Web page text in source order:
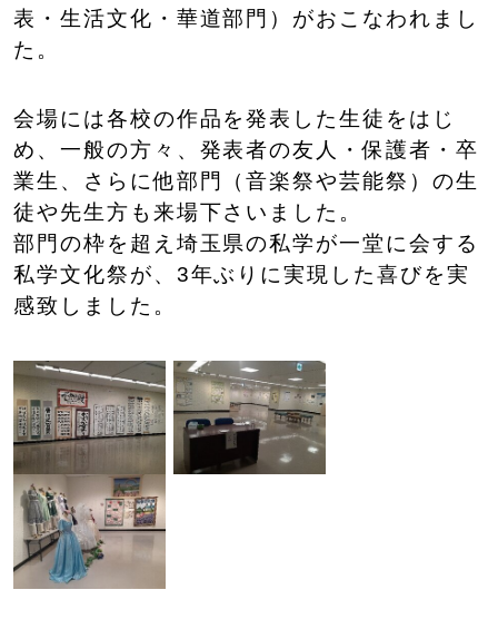
表・生活文化・華道部門）がおこなわれまし
た。
会場には各校の作品を発表した生徒をはじ
め、一般の方々、発表者の友人・保護者・卒
業生、さらに他部門（音楽祭や芸能祭）の生
徒や先生方も来場下さいました。
部門の枠を超え埼玉県の私学が一堂に会する
私学文化祭が、3年ぶりに実現した喜びを実
感致しました。